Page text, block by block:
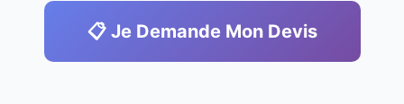
📋 Je Demande Mon Devis